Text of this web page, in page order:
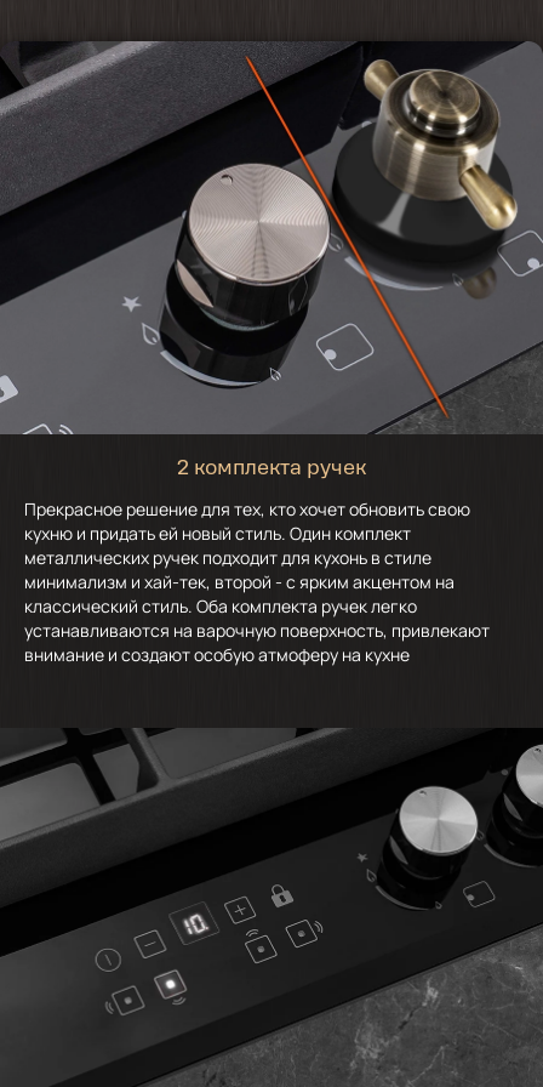
2 комплекта ручек
Прекрасное решение для тех, кто хочет обновить свою
кухню и придать ей новый стиль. Один комплект
металлических ручек подходит для кухонь в стиле
минимализм и хай-тек, второй - с ярким акцентом на
классический стиль. Оба комплекта ручек легко
устанавливаются на варочную поверхность, привлекают
внимание и создают особую атмоферу на кухне